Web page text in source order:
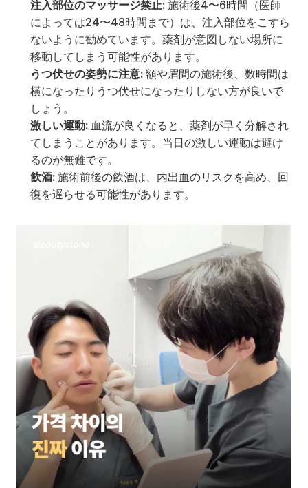
注入部位のマッサージ禁止: 施術後4〜6時間（医師
によっては24〜48時間まで）は、注入部位をこすら
ないように勧めています。薬剤が意図しない場所に
移動してしまう可能性があります。
うつ伏せの姿勢に注意: 額や眉間の施術後、数時間は
横になったりうつ伏せになったりしない方が良いで
しょう。
激しい運動: 血流が良くなると、薬剤が早く分解され
てしまうことがあります。当日の激しい運動は避け
るのが無難です。
飲酒: 施術前後の飲酒は、内出血のリスクを高め、回
復を遅らせる可能性があります。